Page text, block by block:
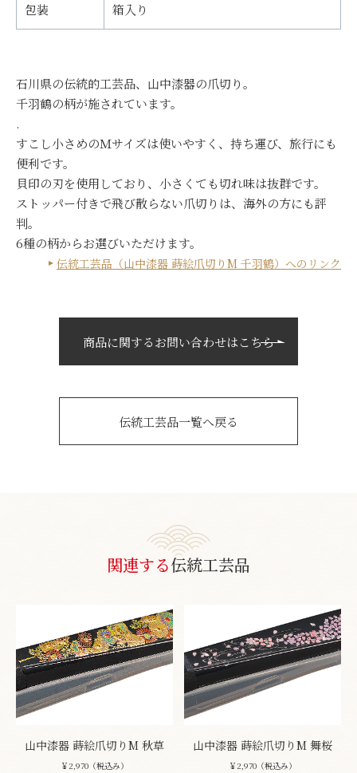
包装 箱入り
石川県の伝統的工芸品、山中漆器の爪切り。
千羽鶴の柄が施されています。
.
すこし小さめのＭサイズは使いやすく、持ち運び、旅行にも
便利です。
貝印の刃を使用しており、小さくても切れ味は抜群です。
ストッパー付きで飛び散らない爪切りは、海外の方にも評
判。
6種の柄からお選びいただけます。
伝統工芸品（山中漆器 蒔絵爪切りM 千羽鶴）へのリンク
商品に関するお問い合わせはこちら
伝統工芸品一覧へ戻る
関連する伝統工芸品
山中漆器 蒔絵爪切りM 秋草
￥2,970（税込み）
山中漆器 蒔絵爪切りM 舞桜
￥2,970（税込み）